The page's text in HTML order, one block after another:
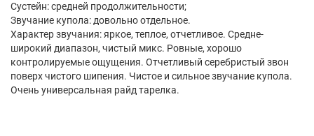
Сустейн: средней продолжительности;
Звучание купола: довольно отдельное.
Характер звучания: яркое, теплое, отчетливое. Средне-
широкий диапазон, чистый микс. Ровные, хорошо
контролируемые ощущения. Отчетливый серебристый звон
поверх чистого шипения. Чистое и сильное звучание купола.
Очень универсальная райд тарелка.